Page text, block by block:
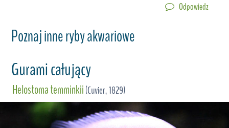
Odpowiedz
Poznaj inne ryby akwariowe
Gurami całujący
Helostoma temminkii(Cuvier, 1829)